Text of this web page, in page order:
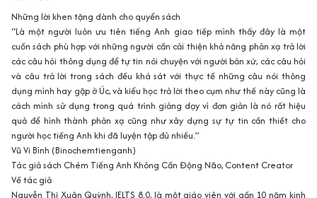
Những lời khen tặng dành cho quyển sách
“Là một người luôn ưu tiên tiếng Anh giao tiếp mình thấy đây là một
cuốn sách phù hợp với những người cần cải thiện khả năng phản xạ trả lời
các câu hỏi thông dụng để tự tin nói chuyện với người bản xứ, các câu hỏi
và câu trả lời trong sách đều khá sát với thực tế những câu nói thông
dụng mình hay gặp ở Úc, và kiểu học trả lời theo cụm như thế này cũng là
cách mình sử dụng trong quá trình giảng dạy vì đơn giản là nó rất hiệu
quả để hình thành phản xạ cũng như xây dựng sự tự tin cần thiết cho
người học tiếng Anh khi đã luyện tập đủ nhiều.”
Vũ Vi Bình (Binochemtienganh)
Tác giả sách Chém Tiếng Anh Không Cần Động Não, Content Creator
Về tác giả
Nguyễn Thị Xuân Quỳnh, IELTS 8.0, là một giáo viên với gần 10 năm kinh